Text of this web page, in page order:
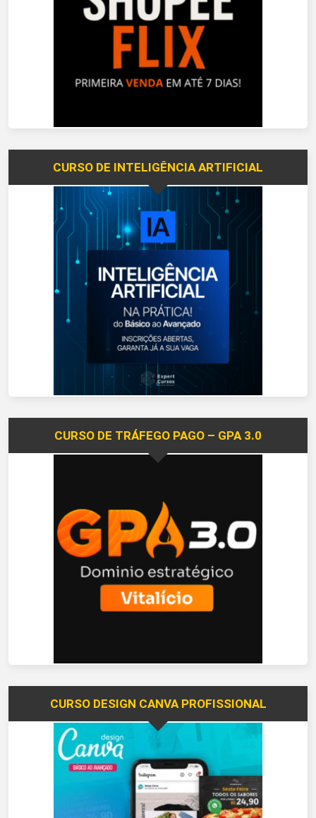
CURSO DE INTELIGÊNCIA ARTIFICIAL
CURSO DE TRÁFEGO PAGO – GPA 3.0
CURSO DESIGN CANVA PROFISSIONAL